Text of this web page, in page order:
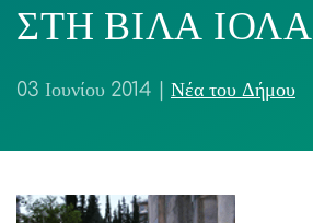
ΣΤΗ ΒΙΛΑ ΙΟΛΑ
03 Ιουνίου 2014 Νέα του Δήμου